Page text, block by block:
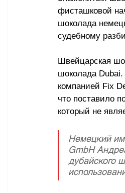
фисташковой
шоколада
судебному
Швейцарская
шоколада
компанией Fix
что поставило
который не
Немецкий
GmbH
дубайского